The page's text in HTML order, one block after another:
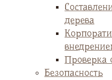
дерева
Проверка
Безопасность